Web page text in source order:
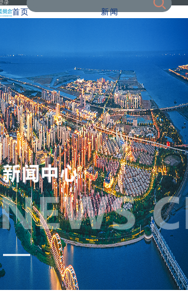
录
首页 新闻